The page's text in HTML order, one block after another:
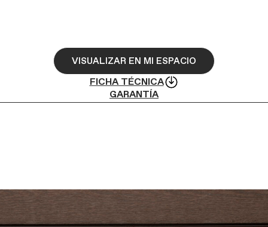
VISUALIZAR EN MI ESPACIO
FICHA TÉCNICA
GARANTÍA